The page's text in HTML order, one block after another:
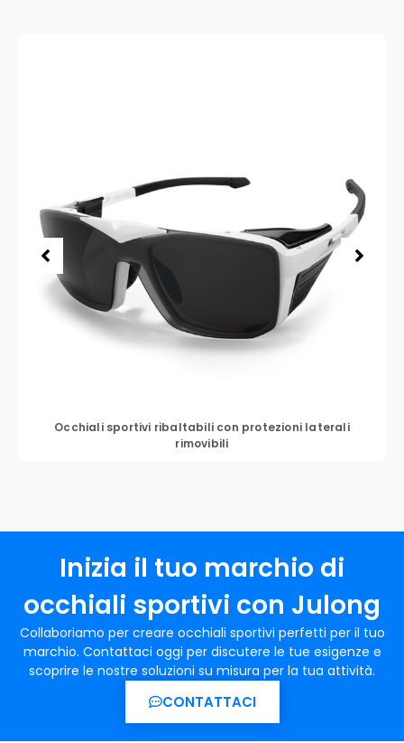
Occhiali sportivi ribaltabili con protezioni laterali
rimovibili
Inizia il tuo marchio di
occhiali sportivi con Julong
Collaboriamo per creare occhiali sportivi perfetti per il tuo
marchio. Contattaci oggi per discutere le tue esigenze e
scoprire le nostre soluzioni su misura per la tua attività.
CONTATTACI